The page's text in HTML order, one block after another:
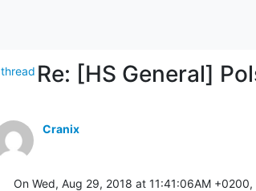
thread Re: [HS General]
Cranix
On Wed, Aug 29, 2018 at 11:41:06AM